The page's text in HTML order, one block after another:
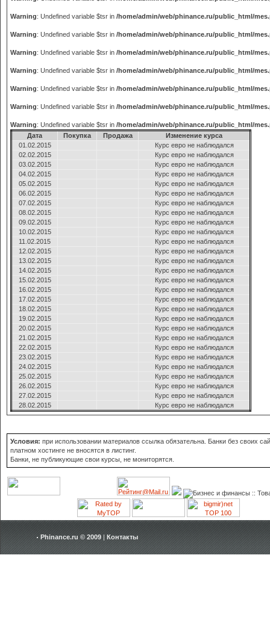
Warning: Undefined variable $tsr in /home/admin/web/phinance.ru/public_html/
Warning: Undefined variable $tsr in /home/admin/web/phinance.ru/public_html/
Warning: Undefined variable $tsr in /home/admin/web/phinance.ru/public_html/
Warning: Undefined variable $tsr in /home/admin/web/phinance.ru/public_html/
Warning: Undefined variable $tsr in /home/admin/web/phinance.ru/public_html/
Warning: Undefined variable $tsr in /home/admin/web/phinance.ru/public_html/
Warning: Undefined variable $tsr in /home/admin/web/phinance.ru/public_html/
Дата
Покупка Продажа
Изменение курса
01.02.2015
Курс евро не наблюдался
02.02.2015
Курс евро не наблюдался
03.02.2015
Курс евро не наблюдался
04.02.2015
Курс евро не наблюдался
05.02.2015
Курс евро не наблюдался
06.02.2015
Курс евро не наблюдался
07.02.2015
Курс евро не наблюдался
08.02.2015
Курс евро не наблюдался
09.02.2015
Курс евро не наблюдался
10.02.2015
Курс евро не наблюдался
11.02.2015
Курс евро не наблюдался
12.02.2015
Курс евро не наблюдался
13.02.2015
Курс евро не наблюдался
14.02.2015
Курс евро не наблюдался
15.02.2015
Курс евро не наблюдался
16.02.2015
Курс евро не наблюдался
17.02.2015
Курс евро не наблюдался
18.02.2015
Курс евро не наблюдался
19.02.2015
Курс евро не наблюдался
20.02.2015
Курс евро не наблюдался
21.02.2015
Курс евро не наблюдался
22.02.2015
Курс евро не наблюдался
23.02.2015
Курс евро не наблюдался
24.02.2015
Курс евро не наблюдался
25.02.2015
Курс евро не наблюдался
26.02.2015
Курс евро не наблюдался
27.02.2015
Курс евро не наблюдался
28.02.2015
Курс евро не наблюдался
Условия: при использовании материалов ссылка обязательна. Банки без своих
платном хостинге не вносятся в листинг.
Банки, не публикующие свои курсы, не мониторятся.
Phinance.ru © 2009 | Контакты